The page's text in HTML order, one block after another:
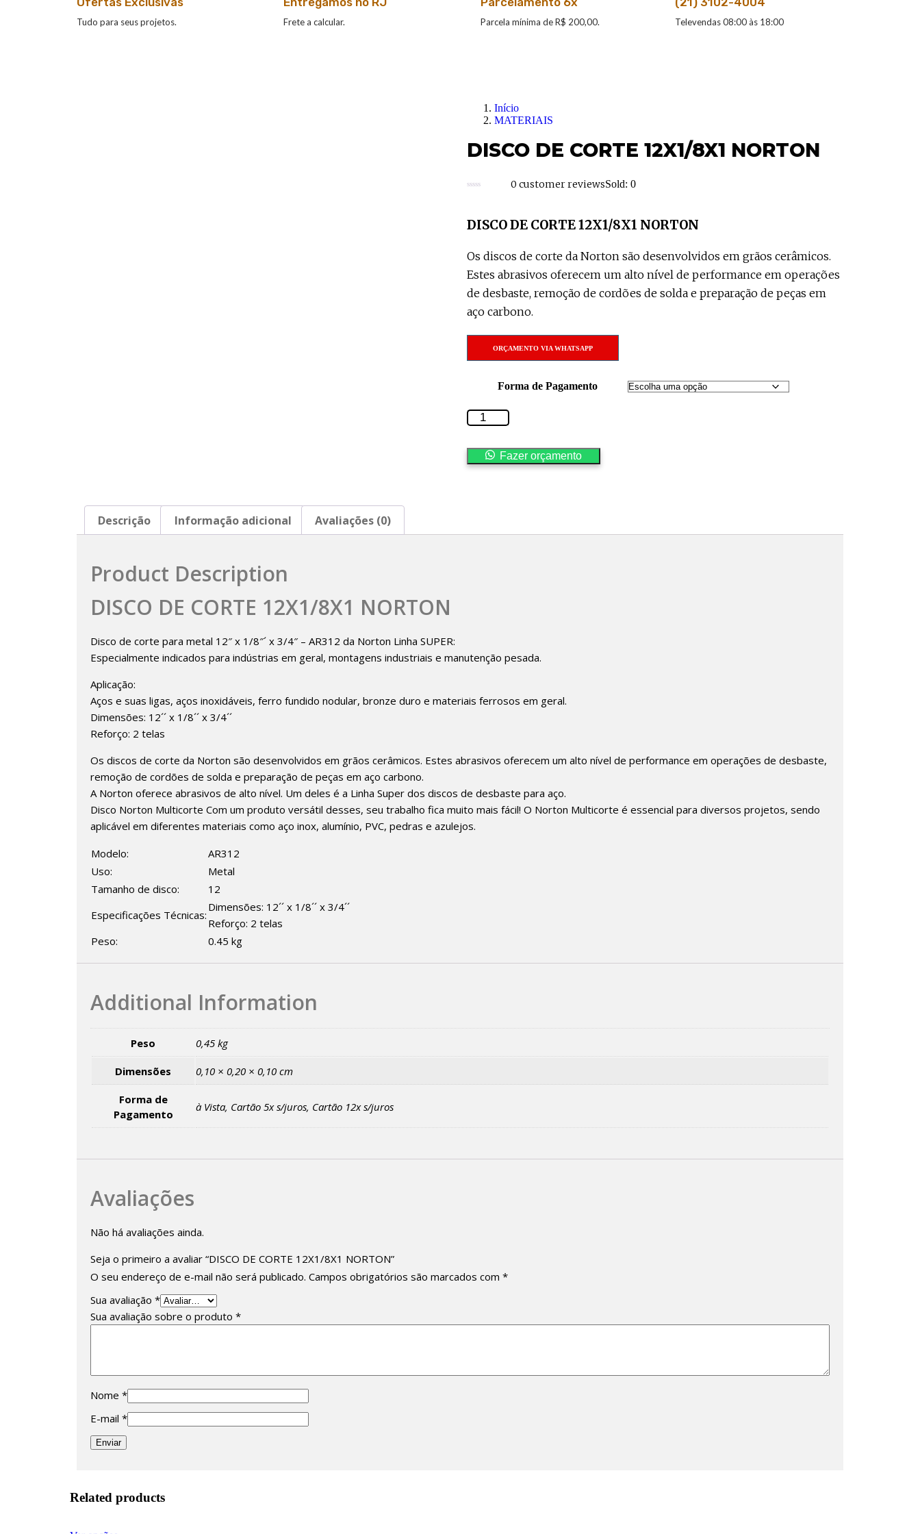
Tudo para seus projetos. Frete a calcular. Parcela mínima de R$ 200,00. Televendas 08:00 às 18:00
Início
MATERIAIS
DISCO DE CORTE 12X1/8X1 NORTON
0 customer reviewsSold:0
DISCO DE CORTE 12X1/8X1 NORTON
Os discos de corte da Norton são desenvolvidos em grãos cerâmicos.
Estes abrasivos oferecem um alto nível de performance em operações
de desbaste, remoção de cordões de solda e preparação de peças em
aço carbono.
ORÇAMENTO VIA WHATSAPP
Forma de Pagamento
Fazer orçamento
Descrição Informação adicional Avaliações (0)
Product Description
DISCO DE CORTE 12X1/8X1 NORTON
Disco de corte para metal 12″ x 1/8″´ x 3/4″ – AR312 da Norton Linha SUPER:
Especialmente indicados para indústrias em geral, montagens industriais e manutenção pesada.
Aplicação:
Aços e suas ligas, aços inoxidáveis, ferro fundido nodular, bronze duro e materiais ferrosos em geral.
Dimensões: 12´´ x 1/8´´ x 3/4´´
Reforço: 2 telas
Os discos de corte da Norton são desenvolvidos em grãos cerâmicos. Estes abrasivos oferecem um alto nível de performance em operações de desbaste,
remoção de cordões de solda e preparação de peças em aço carbono.
A Norton oferece abrasivos de alto nível. Um deles é a Linha Super dos discos de desbaste para aço.
Disco Norton Multicorte Com um produto versátil desses, seu trabalho fica muito mais fácil! O Norton Multicorte é essencial para diversos projetos, sendo
aplicável em diferentes materiais como aço inox, alumínio, PVC, pedras e azulejos.
Modelo:
AR312
Uso:
Metal
Tamanho de disco:
12
Especificações Técnicas:
Dimensões: 12´´ x 1/8´´ x 3/4´´
Reforço: 2 telas
Peso:
0.45 kg
Additional Information
Peso 0,45 kg
Dimensões 0,10 × 0,20 × 0,10 cm
Forma de
Pagamento
à Vista, Cartão 5x s/juros, Cartão 12x s/juros
Avaliações
Não há avaliações ainda.
Seja o primeiro a avaliar “DISCO DE CORTE 12X1/8X1 NORTON”
O seu endereço de e-mail não será publicado. Campos obrigatórios são marcados com *
Sua avaliação *
Sua avaliação sobre o produto *
Nome *
E-mail *
Related products